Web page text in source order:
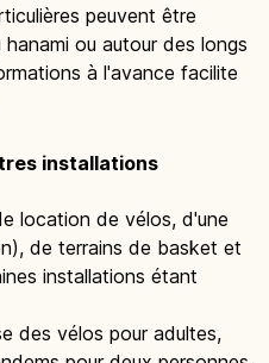
peuvent être
ou autour des longs
à l'avance facilite
installations
location de vélos, d'une
de terrains de basket et
installations étant
des vélos pour adultes,